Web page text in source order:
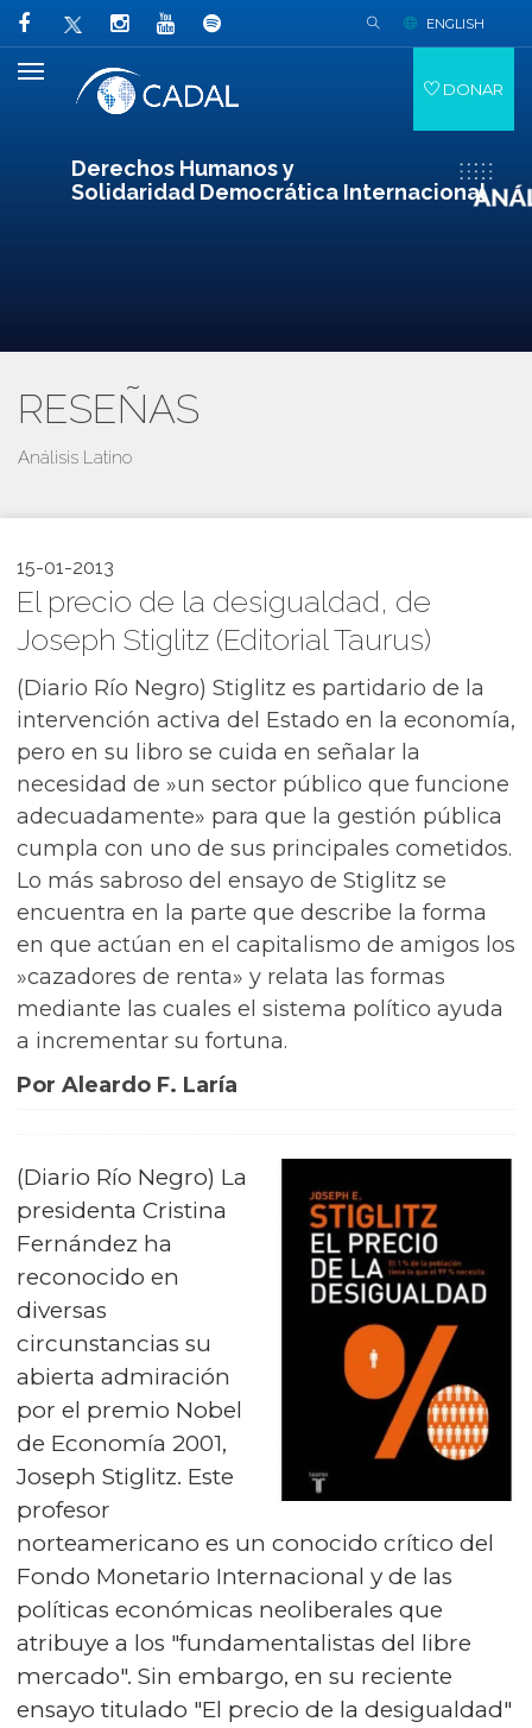
Derechos Humanos y
Solidaridad Democrática Internacional
ENGLISH
DONAR
RESEÑAS
Análisis Latino
15-01-2013
El precio de la desigualdad, de
Joseph Stiglitz (Editorial Taurus)
(Diario Río Negro) Stiglitz es partidario de la
intervención activa del Estado en la economía,
pero en su libro se cuida en señalar la
necesidad de »un sector público que funcione
adecuadamente» para que la gestión pública
cumpla con uno de sus principales cometidos.
Lo más sabroso del ensayo de Stiglitz se
encuentra en la parte que describe la forma
en que actúan en el capitalismo de amigos los
»cazadores de renta» y relata las formas
mediante las cuales el sistema político ayuda
a incrementar su fortuna.
Por Aleardo F. Laría
(Diario Río Negro) La
presidenta Cristina
Fernández ha
reconocido en
diversas
circunstancias su
abierta admiración
por el premio Nobel
de Economía 2001,
Joseph Stiglitz. Este
profesor
norteamericano es un conocido crítico del
Fondo Monetario Internacional y de las
políticas económicas neoliberales que
atribuye a los "fundamentalistas del libre
mercado". Sin embargo, en su reciente
ensayo titulado "El precio de la desigualdad"